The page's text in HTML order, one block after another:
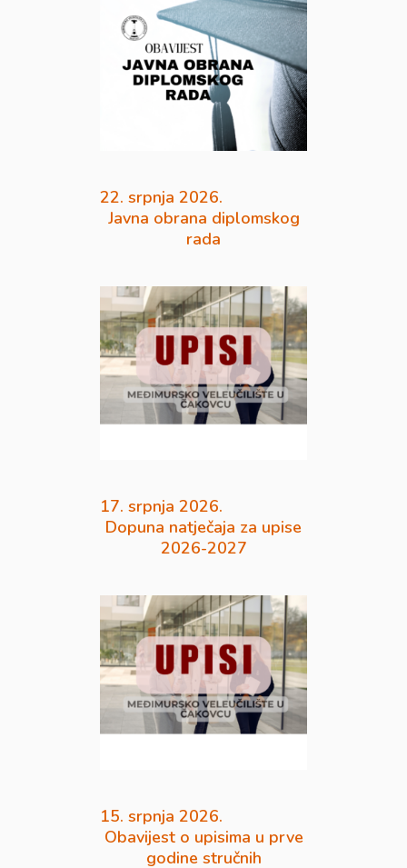
22. srpnja 2026.
Javna obrana diplomskog
rada
17. srpnja 2026.
Dopuna natječaja za upise
2026-2027
15. srpnja 2026.
Obavijest o upisima u prve
godine stručnih